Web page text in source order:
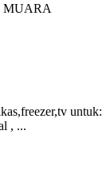
MUARA
untuk:
, ...